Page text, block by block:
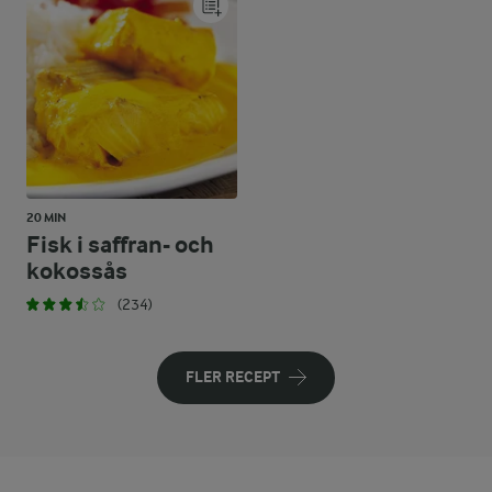
20 MIN
Fisk i saffran- och
kokossås
(234)
FLER RECEPT